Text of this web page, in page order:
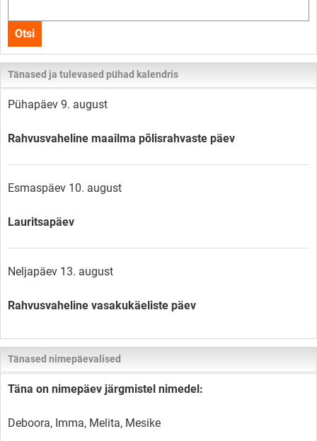
kogu
lehelt
Otsi
Tänased ja tulevased pühad kalendris
Pühapäev 9. august
Rahvusvaheline maailma põlisrahvaste päev
Esmaspäev 10. august
Lauritsapäev
Neljapäev 13. august
Rahvusvaheline vasakukäeliste päev
Tänased nimepäevalised
Täna on nimepäev järgmistel nimedel:
Deboora, Imma, Melita, Mesike